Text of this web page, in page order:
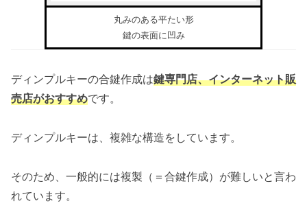
丸みのある平たい形
鍵の表面に凹み
ディンプルキーの合鍵作成は鍵専門店、インターネット販
売店がおすすめです。
ディンプルキーは、複雑な構造をしています。
そのため、一般的には複製（＝合鍵作成）が難しいと言わ
れています。